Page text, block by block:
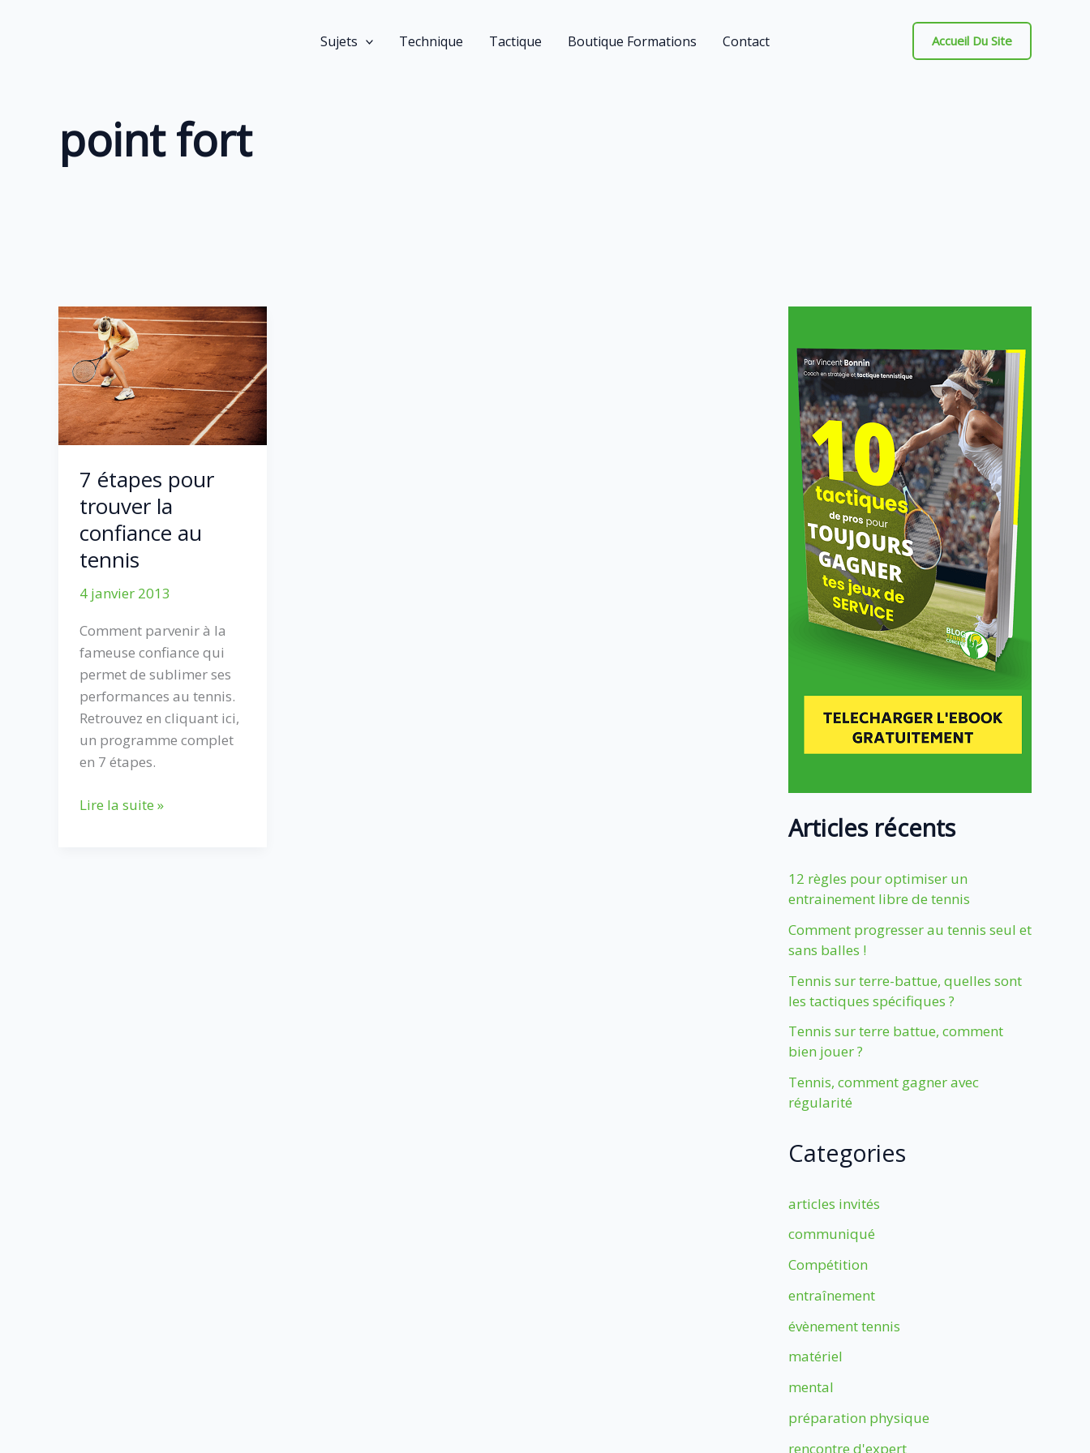
Sujets Technique Tactique Boutique Formations Contact Accueil Du Site
point fort
7 étapes pour
trouver la
confiance au
tennis
4 janvier 2013
Comment parvenir à la
fameuse confiance qui
permet de sublimer ses
performances au tennis.
Retrouvez en cliquant ici,
un programme complet
en 7 étapes.
7
Lire la suite »
Articles récents
12 règles pour optimiser un
entrainement libre de tennis
Comment progresser au tennis seul et
sans balles !
Tennis sur terre-battue, quelles sont
les tactiques spécifiques ?
Tennis sur terre battue, comment
bien jouer ?
Tennis, comment gagner avec
régularité
Categories
articles invités
communiqué
Compétition
entraînement
évènement tennis
matériel
mental
préparation physique
rencontre d'expert